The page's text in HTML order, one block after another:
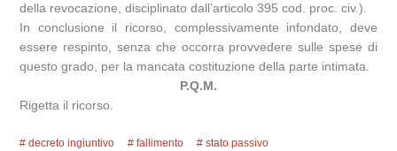
della revocazione, disciplinato dall’articolo 395 cod. proc. civ.).
In conclusione il ricorso, complessivamente infondato, deve
essere respinto, senza che occorra provvedere sulle spese di
questo grado, per la mancata costituzione della parte intimata.
P.Q.M.
Rigetta il ricorso.
decreto ingiuntivo fallimento stato passivo